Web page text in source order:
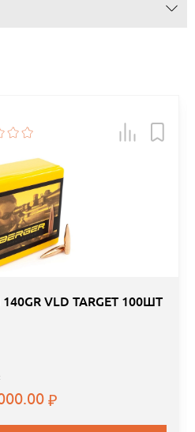
VLD TARGET 100ШТ